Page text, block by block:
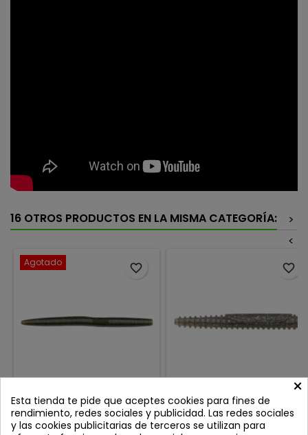
16 OTROS PRODUCTOS EN LA MISMA CATEGORÍA:
>
<
Agotado
GARY YAMAMOTO SENKO
5" GREEN PUMPKIN BLUE
Review(s):0
favorite_border
RAPALA CRUSHCITY NED'S
BLT 3'' SMOKE SHAD SMSD
Review(s):
favorite_border
×
Esta tienda te pide que aceptes cookies para fines de
rendimiento, redes sociales y publicidad. Las redes sociales
y las cookies publicitarias de terceros se utilizan para